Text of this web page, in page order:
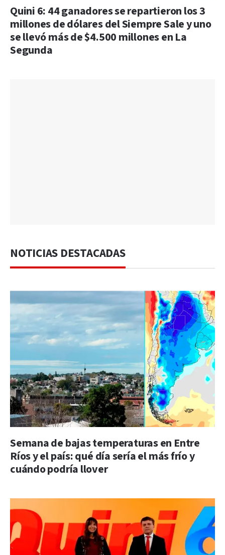
Quini 6: 44 ganadores se repartieron los 3
millones de dólares del Siempre Sale y uno
se llevó más de $4.500 millones en La
Segunda
NOTICIAS DESTACADAS
Semana de bajas temperaturas en Entre
Ríos y el país: qué día sería el más frío y
cuándo podría llover